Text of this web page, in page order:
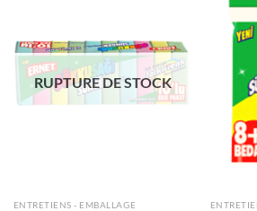
souhaits
RUPTURE DE STOCK
ENTRETIENS - EMBALLAGE